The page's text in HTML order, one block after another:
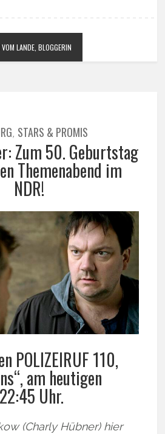
LANDE, BLOGGERIN
, STARS & PROMIS
Zum 50. Geburtstag
Themenabend im
NDR!
POLIZEIRUF 110,
am heutigen
Uhr.
(Charly Hübner) hier